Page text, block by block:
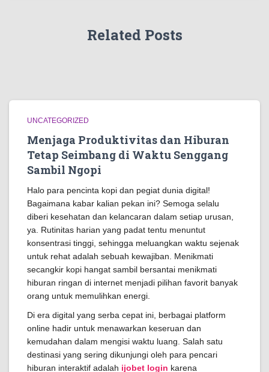
Related Posts
UNCATEGORIZED
Menjaga Produktivitas dan Hiburan
Tetap Seimbang di Waktu Senggang
Sambil Ngopi
Halo para pencinta kopi dan pegiat dunia digital!
Bagaimana kabar kalian pekan ini? Semoga selalu
diberi kesehatan dan kelancaran dalam setiap urusan,
ya. Rutinitas harian yang padat tentu menuntut
konsentrasi tinggi, sehingga meluangkan waktu sejenak
untuk rehat adalah sebuah kewajiban. Menikmati
secangkir kopi hangat sambil bersantai menikmati
hiburan ringan di internet menjadi pilihan favorit banyak
orang untuk memulihkan energi.
Di era digital yang serba cepat ini, berbagai platform
online hadir untuk menawarkan keseruan dan
kemudahan dalam mengisi waktu luang. Salah satu
destinasi yang sering dikunjungi oleh para pencari
hiburan interaktif adalah ijobet login karena